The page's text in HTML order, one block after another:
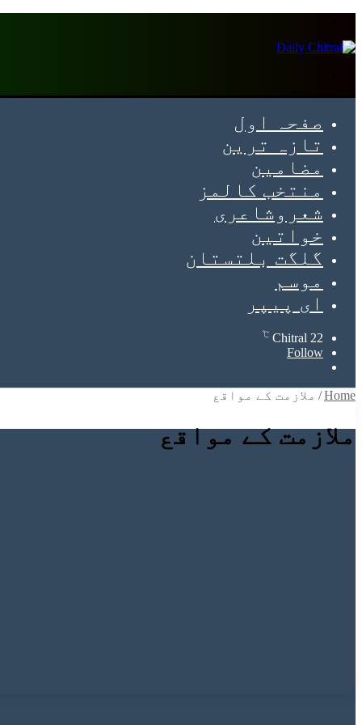
صفحہ اول
تازہ ترین
مضامین
منتخب کالمز
شعروشاعری
خواتین
گلگت بلتستان
موسم
ای پیپر
Chitral 22
℃
Follow
Home
/ ملازمت کے مواقع
ملازمت کے مواقع